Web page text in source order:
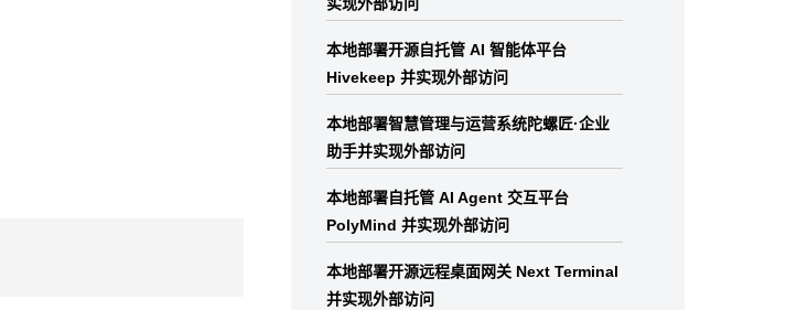
实现外部访问
本地部署开源自托管 AI 智能体平台
Hivekeep 并实现外部访问
本地部署智慧管理与运营系统陀螺匠·企业
助手并实现外部访问
本地部署自托管 AI Agent 交互平台
PolyMind 并实现外部访问
本地部署开源远程桌面网关 Next Terminal
并实现外部访问